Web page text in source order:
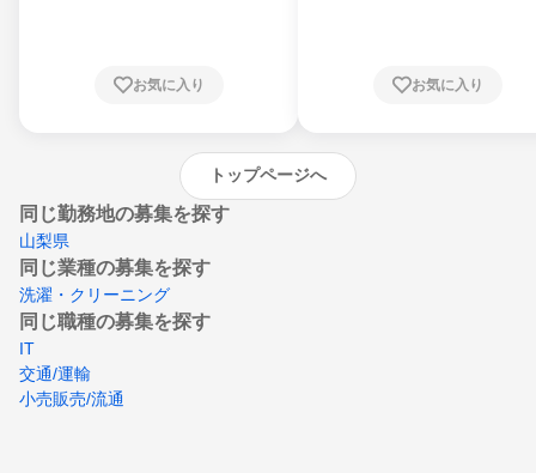
崎県、熊本県、大分県、宮崎県、鹿児島県、
お気に入り お気に入り
トップページへ
同じ勤務地の募集を探す
山梨県
同じ業種の募集を探す
洗濯・クリーニング
同じ職種の募集を探す
IT
交通/運輸
小売販売/流通